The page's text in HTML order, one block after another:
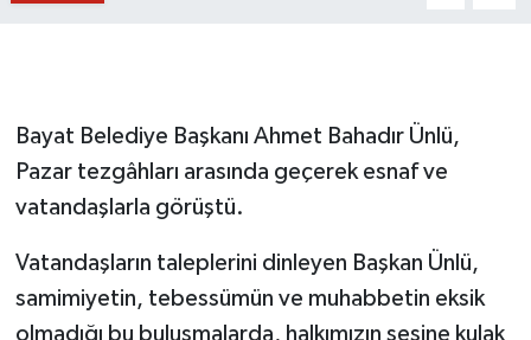
Bayat Belediye Başkanı Ahmet Bahadır Ünlü,
Pazar tezgâhları arasında geçerek esnaf ve
vatandaşlarla görüştü.
Vatandaşların taleplerini dinleyen Başkan Ünlü,
samimiyetin, tebessümün ve muhabbetin eksik
olmadığı bu buluşmalarda, halkımızın sesine kulak